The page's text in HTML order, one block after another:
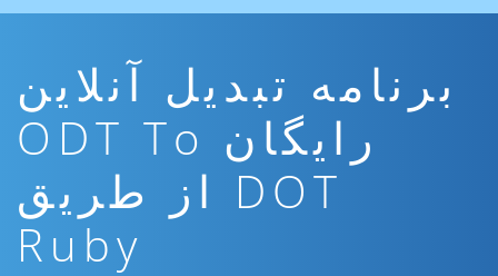
برنامه تبدیل آنلاین
رایگان ODT To
DOT از طریق
Ruby